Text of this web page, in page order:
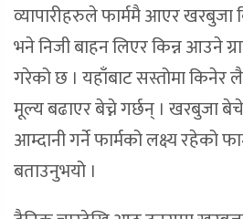
व्यापारीहरुले फार्ममै आएर
भने निजी बाहन लिएर किन्न आउने
गरेको छ । यहाँबाट सस्तोमा किनेर
मूल्य बढाएर बेच्ने गर्छन् । खरबुजा
आम्दानी गर्ने फार्मको लक्ष्य रहेको
बताउनुभयो ।